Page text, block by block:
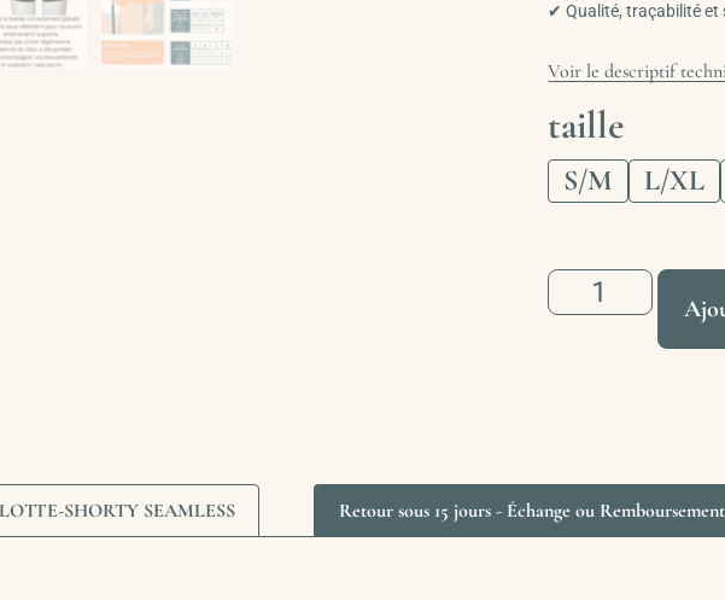
✔ Qualité, traçabilité et
Voir le descriptif
taille
S/M L/XL
SHORTY SEAMLESS Retour sous 15 jours - Échange ou Remboursement